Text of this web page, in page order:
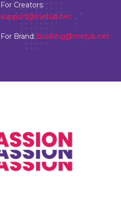
For Creators:
support@metub.net
For Brand: booking@metub.net